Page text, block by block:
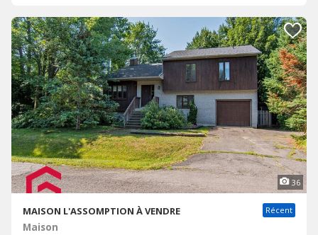
36
MAISON L'ASSOMPTION À VENDRE Récent
Maison